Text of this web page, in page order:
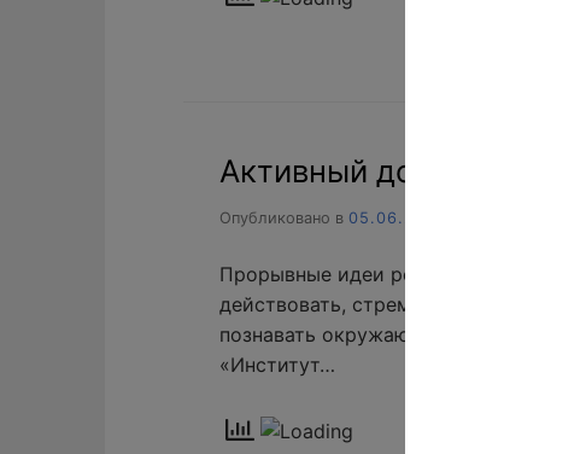
Активный досуг
Опубликовано в 05.06.2026
Прорывные идеи рождаются лишь в
действовать, стремящихся к
познавать окружающий мир. Так
«Институт…